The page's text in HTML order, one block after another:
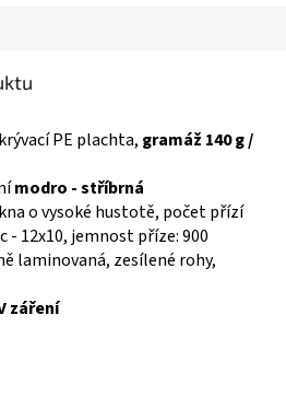
PE plachta, gramáž 140 g /
modro - stříbrná
o vysoké hustotě, počet přízí
- 12x10, jemnost příze: 900
laminovaná, zesílené rohy,
záření